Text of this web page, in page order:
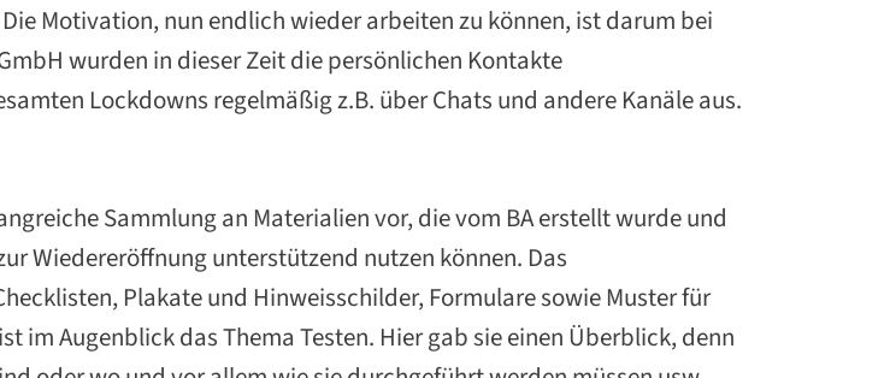
Motivation, nun endlich wieder arbeiten zu können, ist darum bei
wurden in dieser Zeit die persönlichen Kontakte
Lockdowns regelmäßig z.B. über Chats und andere Kanäle aus.
Sammlung an Materialien vor, die vom BA erstellt wurde und
Wiedereröffnung unterstützend nutzen können. Das
Plakate und Hinweisschilder, Formulare sowie Muster für
im Augenblick das Thema Testen. Hier gab sie einen Überblick, denn